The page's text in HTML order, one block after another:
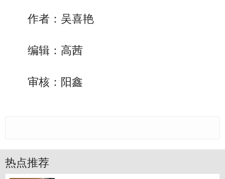
作者：吴喜艳
编辑：高茜
审核：阳鑫
热点推荐